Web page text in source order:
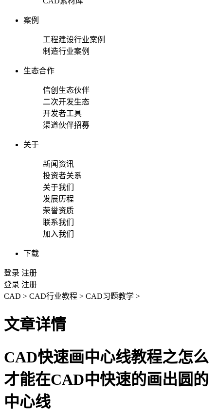
案例
工程建设行业案例
制造行业案例
生态合作
信创生态伙伴
二次开发生态
开发者工具
渠道伙伴招募
关于
新闻资讯
投资者关系
关于我们
发展历程
荣誉资质
联系我们
加入我们
下载
登录 注册
登录 注册
CAD > CAD行业教程 > CAD习题教学 >
文章详情
CAD快速画中心线教程之怎么
才能在CAD中快速的画出圆的
中心线